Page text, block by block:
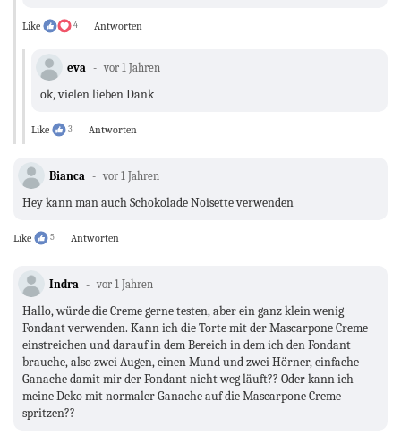
Like 4 Antworten
eva vor 1 Jahren
ok, vielen lieben Dank
Like 3 Antworten
Bianca vor 1 Jahren
Hey kann man auch Schokolade Noisette verwenden
Like 5 Antworten
Indra vor 1 Jahren
Hallo, würde die Creme gerne testen, aber ein ganz klein wenig
Fondant verwenden. Kann ich die Torte mit der Mascarpone Creme
einstreichen und darauf in dem Bereich in dem ich den Fondant
brauche, also zwei Augen, einen Mund und zwei Hörner, einfache
Ganache damit mir der Fondant nicht weg läuft?? Oder kann ich
meine Deko mit normaler Ganache auf die Mascarpone Creme
spritzen??